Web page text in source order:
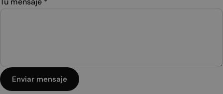
Enviar mensaje